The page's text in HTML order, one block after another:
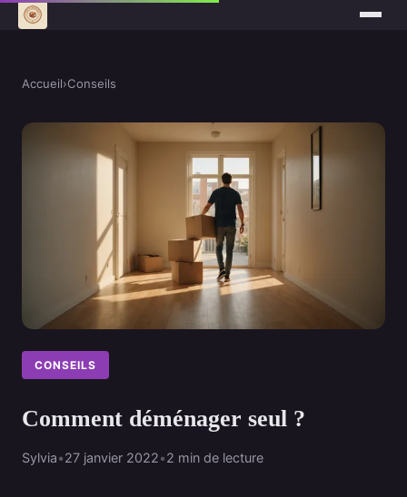
Accueil›Conseils
CONSEILS
Comment déménager seul ?
Sylvia•27 janvier 2022•2 min de lecture